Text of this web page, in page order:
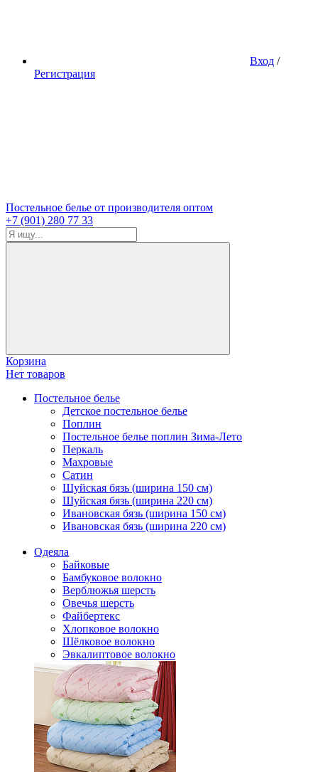
Вход /
Регистрация
Постельное белье от производителя оптом
+7 (901) 280 77 33
Корзина
Нет товаров
Постельное белье
Детское постельное белье
Поплин
Постельное белье поплин Зима-Лето
Перкаль
Махровые
Сатин
Шуйская бязь (ширина 150 см)
Шуйская бязь (ширина 220 см)
Ивановская бязь (ширина 150 см)
Ивановская бязь (ширина 220 см)
Одеяла
Байковые
Бамбуковое волокно
Верблюжья шерсть
Овечья шерсть
Файбертекс
Хлопковое волокно
Шёлковое волокно
Эвкалиптовое волокно